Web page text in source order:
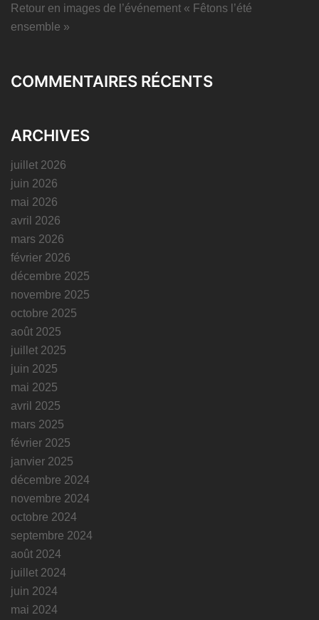
Retour en images de l’événement « Fêtons l’été
ensemble »
COMMENTAIRES RÉCENTS
ARCHIVES
juillet 2026
juin 2026
mai 2026
avril 2026
mars 2026
février 2026
décembre 2025
novembre 2025
octobre 2025
août 2025
juillet 2025
juin 2025
mai 2025
avril 2025
mars 2025
février 2025
janvier 2025
décembre 2024
novembre 2024
octobre 2024
septembre 2024
août 2024
juillet 2024
juin 2024
mai 2024